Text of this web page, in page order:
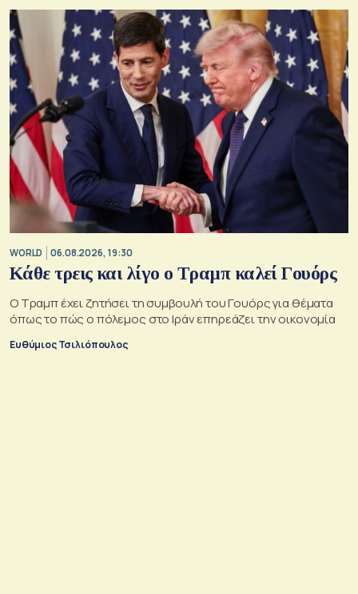
WORLD 06.08.2026, 19:30
Κάθε τρεις και λίγο ο Τραμπ καλεί Γουόρς
Ο Τραμπ έχει ζητήσει τη συμβουλή του Γουόρς για θέματα
όπως το πώς ο πόλεμος στο Ιράν επηρεάζει την οικονομία
Ευθύμιος Τσιλιόπουλος